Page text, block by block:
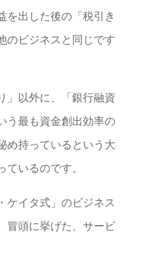
を出した後の「税引き
のビジネスと同じです
」以外に、「銀行融資
う最も資金創出効率の
め持っているという大
ているのです。
ケイタ式」のビジネス
冒頭に挙げた、サービ